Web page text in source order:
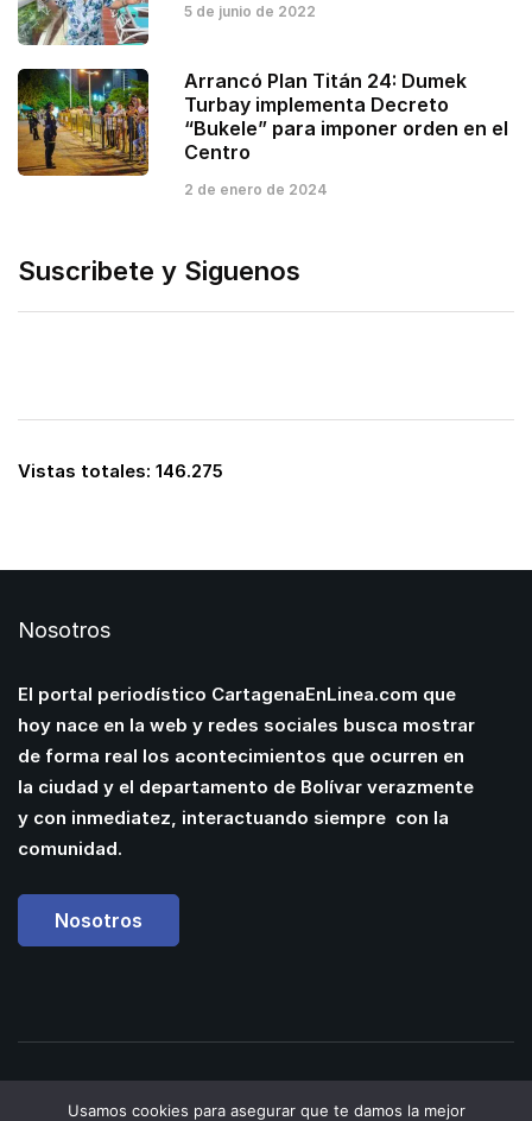
5 de junio de 2022
Arrancó Plan Titán 24: Dumek
Turbay implementa Decreto
“Bukele” para imponer orden en el
Centro
2 de enero de 2024
Suscribete y Siguenos
Vistas totales: 146.275
Nosotros
El portal periodístico CartagenaEnLinea.com que
hoy nace en la web y redes sociales busca mostrar
de forma real los acontecimientos que ocurren en
la ciudad y el departamento de Bolívar verazmente
y con inmediatez, interactuando siempre con la
comunidad.
Nosotros
Usamos cookies para asegurar que te damos la mejor